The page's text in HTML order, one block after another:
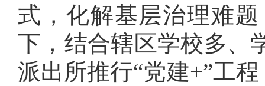
式，化解基层治理难
下，结合辖区学校多、
派出所推行“党建+”工